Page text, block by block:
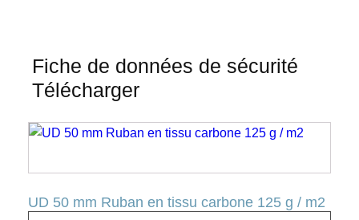
Fiche de données de sécurité
Télécharger
UD 50 mm Ruban en tissu carbone 125 g / m2
Ce
a
variantes.